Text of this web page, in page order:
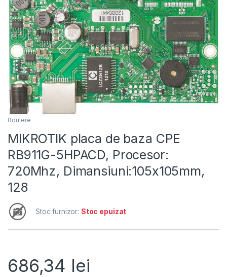
Routere
MIKROTIK placa de baza CPE
RB911G-5HPACD, Procesor:
720Mhz, Dimansiuni:105x105mm,
128
Stoc furnizor: Stoc epuizat
686,34 lei